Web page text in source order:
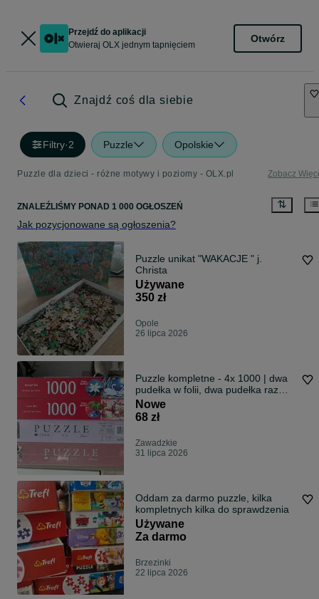
Przejdź do aplikacji
Otwieraj OLX jednym tapnięciem
Otwórz
Znajdź coś dla siebie
Filtry·2 Puzzle Opolskie
Puzzle dla dzieci - różne motywy i poziomy - OLX.pl Zobacz
ZNALEŹLIŚMY PONAD 1 000 OGŁOSZEŃ
Jak pozycjonowane są ogłoszenia?
Puzzle unikat "WAKACJE " j.
Christa
Używane
350 zł
Opole
26 lipca 2026
Puzzle kompletne - 4x 1000 | dwa
pudełka w folii, dwa pudełka raz
układane
Nowe
68 zł
Zawadzkie
31 lipca 2026
Oddam za darmo puzzle, kilka
kompletnych kilka do sprawdzenia
Używane
Za darmo
Brzezinki
22 lipca 2026